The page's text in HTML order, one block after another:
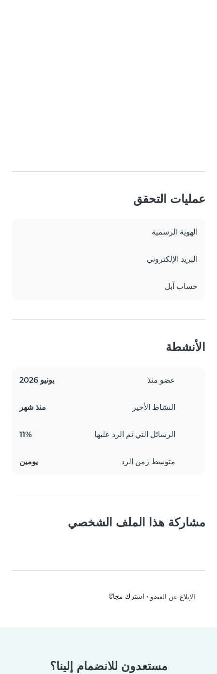
عمليات التحقق
الهوية الرسمية
البريد الإلكتروني
حساب آبل
الأنشطة
عضو منذ يونيو 2026
النشاط الأخير منذ شهر
الرسائل التي تم الرد عليها 11%
متوسط زمن الرد يومين
مشاركة هذا الملف الشخصي
الإبلاغ عن العضو • اشترك مجانًا
مستعدون للانضمام إلينا؟